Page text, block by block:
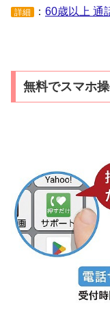
詳細 ： 60歳以上 通
無料でスマホ